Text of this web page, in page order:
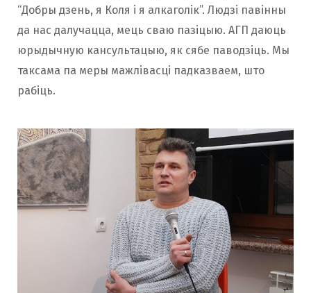
“Добры дзень, я Коля і я алкаголік”. Людзі павінны
да нас далучацца, мець сваю пазіцыю. АГП даюць
юрыдычную кансультацыю, як сябе паводзіць. Мы
таксама па меры мажлівасці падказваем, што
рабіць.